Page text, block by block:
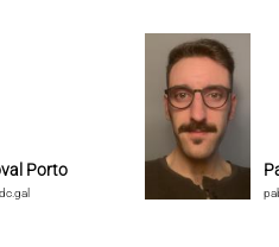
Porto